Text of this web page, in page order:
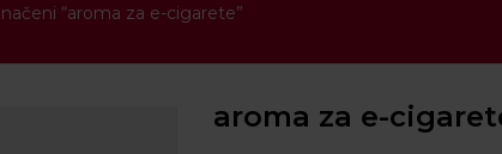
“aroma za e-cigarete”
aroma za e-